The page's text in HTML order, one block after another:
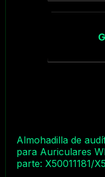
Almohadilla de
para Auriculares
parte: X50011181/